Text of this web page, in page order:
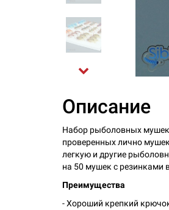
Описание
Набор рыболовных мушек
проверенных лично
легкую и другие
на 50 мушек с резинками
Преимущества
- Хороший крепкий